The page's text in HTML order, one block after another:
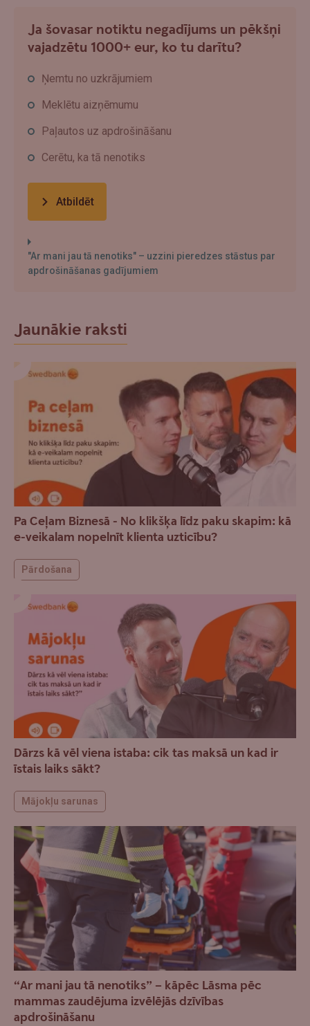
Ja šovasar notiktu negadījums un pēkšņi
vajadzētu 1000+ eur, ko tu darītu?
Ņemtu no uzkrājumiem
Meklētu aizņēmumu
Paļautos uz apdrošināšanu
Cerētu, ka tā nenotiks
Atbildēt
"Ar mani jau tā nenotiks" – uzzini pieredzes stāstus par
apdrošināšanas gadījumiem
Jaunākie raksti
Pa Ceļam Biznesā - No klikšķa līdz paku skapim: kā
e-veikalam nopelnīt klienta uzticību?
Pārdošana
Dārzs kā vēl viena istaba: cik tas maksā un kad ir
īstais laiks sākt?
Mājokļu sarunas
“Ar mani jau tā nenotiks” – kāpēc Lāsma pēc
mammas zaudējuma izvēlējās dzīvības
apdrošināšanu